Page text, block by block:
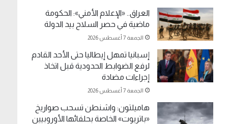
العراق.. «الإعلام الأمني»: الحكومة
ماضية في حصر السلاح بيد الدولة
الجمعة 7 أغسطس 2026
إسبانيا تمهل إيطاليا حتى الأحد القادم
لرفع الضوابط الحدودية قبل اتخاذ
إجراءات مضادة
الجمعة 7 أغسطس 2026
هاميلتون: واشنطن تسحب صواريخ
«باتريوت» الخاصة بحلفائها الأوروبيين